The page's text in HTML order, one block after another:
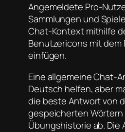
Angemeldete Pro-
Sammlungen und
Chat-Kontext mithilfe
Benutzericons mit dem
einfügen.
Eine allgemeine Chat-
Deutsch helfen, aber
die beste Antwort von
gespeicherten Wörtern
Übungshistorie ab. Die